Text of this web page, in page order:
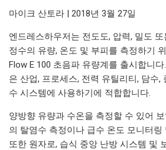
마이크 산토라 | 2018년 3월 27일
엔드레스하우저는 전도도, 압력, 밀도
정수의 유량, 온도 및 부피를 측정하기
Flow E 100 초음파 유량계를 출시합니
은 산업, 프로세스, 전력 유틸리티, 담수,
수 시스템에 사용하기에 적합합니다.
양방향 유량과 수온을 측정할 수 있어
의 탈염수 측정이나 급수 온도 모니터링
또한 원자로, 습식 중앙 난방 시스템 및